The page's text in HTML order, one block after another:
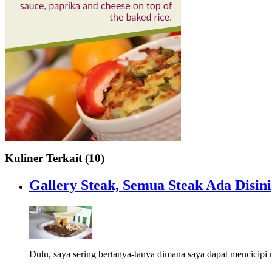
Kuliner Terkait (10)
Gallery Steak, Semua Steak Ada Disini
Dulu, saya sering bertanya-tanya dimana saya dapat mencicipi